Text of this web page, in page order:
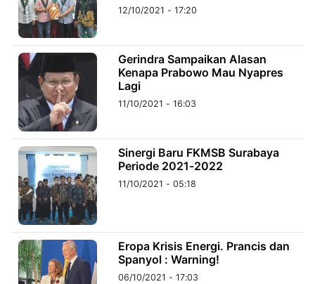
Kabarbaru.co
2026
Kabarbaru
Media
Holding
12/10/2021 - 17:20
Gerindra Sampaikan Alasan
Kenapa Prabowo Mau Nyapres
Lagi
11/10/2021 - 16:03
Sinergi Baru FKMSB Surabaya
Periode 2021-2022
11/10/2021 - 05:18
Eropa Krisis Energi. Prancis dan
Spanyol : Warning!
06/10/2021 - 17:03